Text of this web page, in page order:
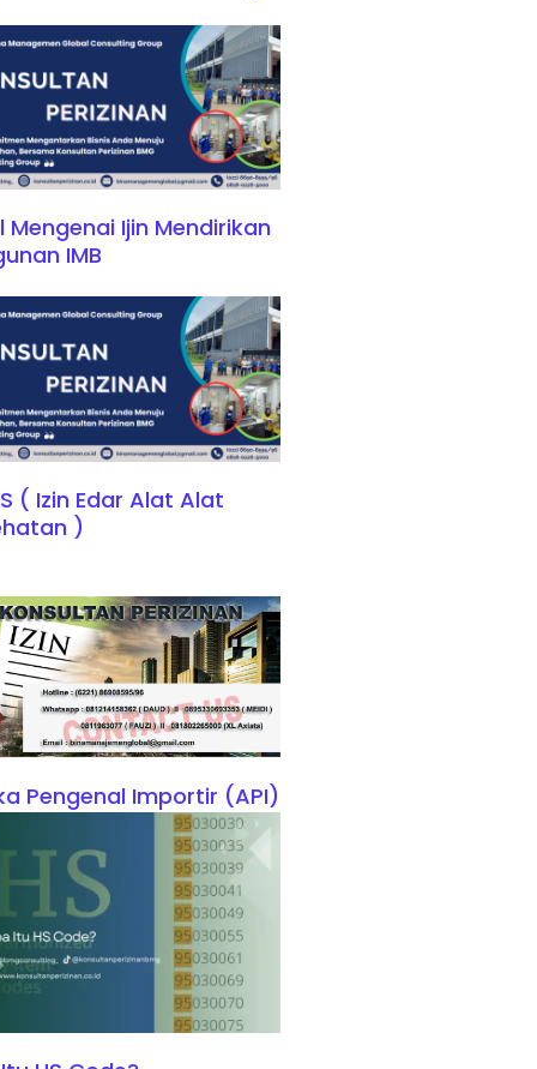
Mengenai Ijin Mendirikan
IMB
( Izin Edar Alat Alat
)
Pengenal Importir (API)